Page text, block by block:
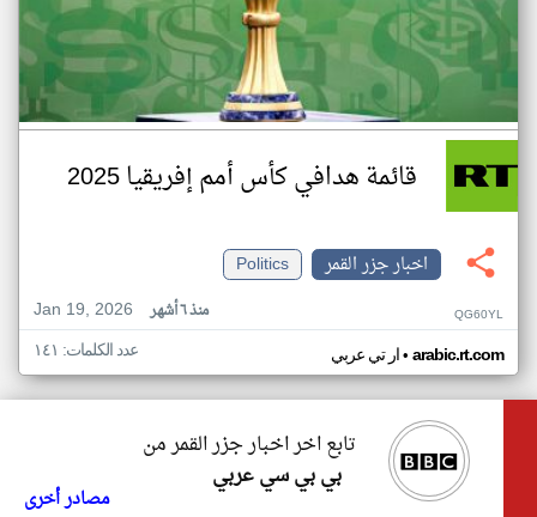
قائمة هدافي كأس أمم إفريقيا 2025
اخبار جزر القمر
Politics
Jan 19, 2026
منذ ٦ أشهر QG60YL
ار تي عربي• arabic.rt.com عدد الكلمات: ١٤١
تابع اخر اخبار جزر القمر من
بي بي سي عربي
مصادر أخرى